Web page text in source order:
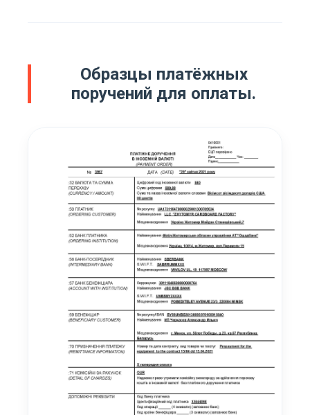
Образцы платёжных
поручений для оплаты.